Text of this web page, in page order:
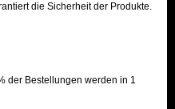
die Sicherheit der Produkte.
der Bestellungen werden in 1